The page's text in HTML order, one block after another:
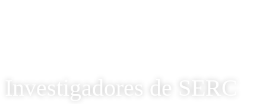
Investigadores de SERC